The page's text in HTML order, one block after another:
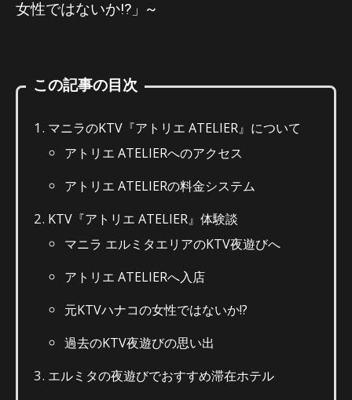
女性ではないか!?」~
この記事の目次
マニラのKTV『アトリエ ATELIER』について
アトリエ ATELIERへのアクセス
アトリエ ATELIERの料金システム
KTV『アトリエ ATELIER』体験談
マニラ エルミタエリアのKTV夜遊びへ
アトリエ ATELIERへ入店
元KTVハナコの女性ではないか!?
過去のKTV夜遊びの思い出
エルミタの夜遊びでおすすめ滞在ホテル